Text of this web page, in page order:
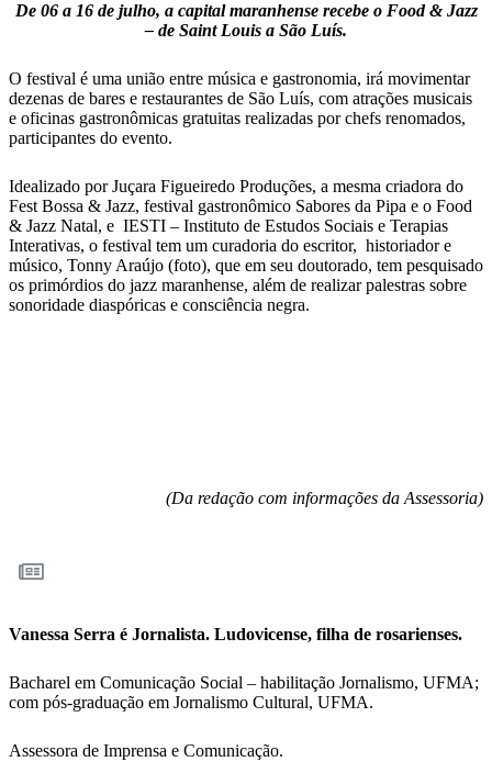
​​De 06 a 16 de julho, a capital maranhense recebe o Food & Jazz
– de Saint Louis a São Luís.
O festival é uma união entre música e gastronomia, irá movimentar
dezenas de bares e restaurantes de São Luís, com atrações musicais
e oficinas gastronômicas gratuitas realizadas por chefs renomados,
participantes do evento.
Idealizado por Juçara Figueiredo Produções, a mesma criadora do
Fest Bossa & Jazz, festival gastronômico Sabores da Pipa e o Food
& Jazz Natal, e IESTI – Instituto de Estudos Sociais e Terapias
Interativas, o festival tem um curadoria do escritor, historiador e
músico, Tonny Araújo (foto), que em seu doutorado, tem pesquisado
os primórdios do jazz maranhense, além de realizar palestras sobre
sonoridade diaspóricas e consciência negra.
(Da redação com informações da Assessoria)
Vanessa Serra é Jornalista. Ludovicense, filha de rosarienses.
Bacharel em Comunicação Social – habilitação Jornalismo, UFMA;
com pós-graduação em Jornalismo Cultural, UFMA.
Assessora de Imprensa e Comunicação.